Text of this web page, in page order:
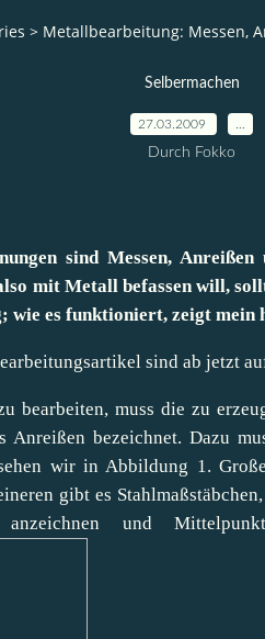
> Metallbearbeitung: Messen,
Selbermachen
27.03.2009
Durch Fokko
sind Messen,
mit Metall befassen will,
wie es funktioniert, zeigt
sind ab jetzt
bearbeiten, muss die zu
Anreißen bezeichnet. Dazu
wir in Abbildung 1.
gibt es
und